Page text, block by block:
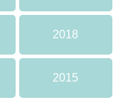
2018
2015